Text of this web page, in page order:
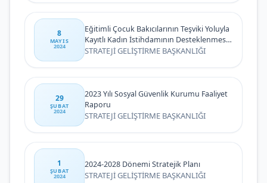
8
MAYIS
2024
Eğitimli Çocuk Bakıcılarının Teşviki Yoluyla
Kayıtlı Kadın İstihdamının Desteklenmesi
Projesi II Tam Zamanlı Sözleşmeli
STRATEJİ GELİŞTİRME BAŞKANLIĞI
29
ŞUBAT
2024
2023 Yılı Sosyal Güvenlik Kurumu Faaliyet
Raporu
STRATEJİ GELİŞTİRME BAŞKANLIĞI
1
ŞUBAT
2024
2024-2028 Dönemi Stratejik Planı
STRATEJİ GELİŞTİRME BAŞKANLIĞI